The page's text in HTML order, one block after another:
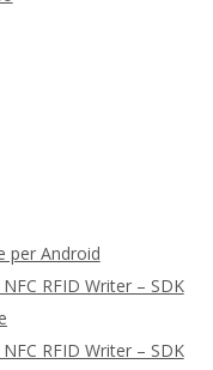
per Android
RFID Writer – SDK
RFID Writer – SDK